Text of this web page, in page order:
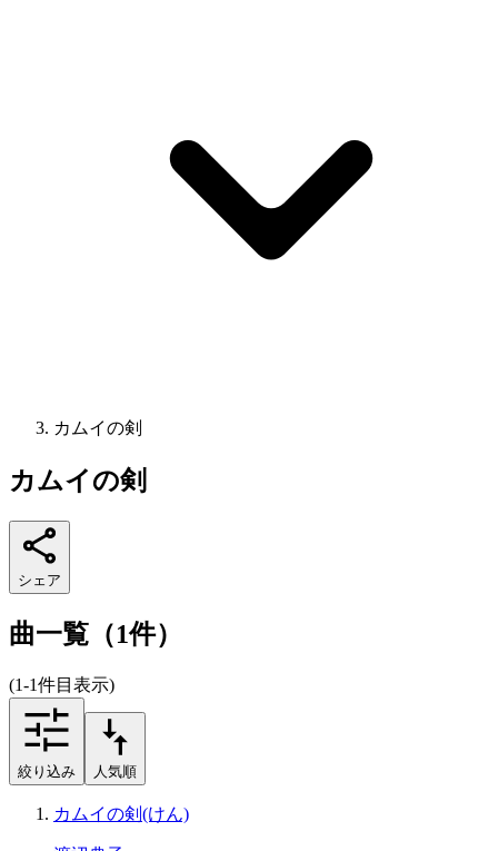
カムイの剣
カムイの剣
シェア
曲一覧（1件）
(1-1件目表示)
絞り込み 人気順
カムイの剣(けん)